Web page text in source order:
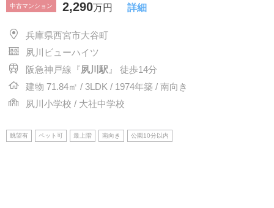
中古マンション 2,290万円 詳細
兵庫県西宮市大谷町
夙川ビューハイツ
阪急神戸線『 夙川駅 』 徒歩14分
建物 71.84㎡ / 3LDK / 1974年築 / 南向き
夙川小学校 / 大社中学校
眺望有 ペット可 最上階 南向き 公園10分以内